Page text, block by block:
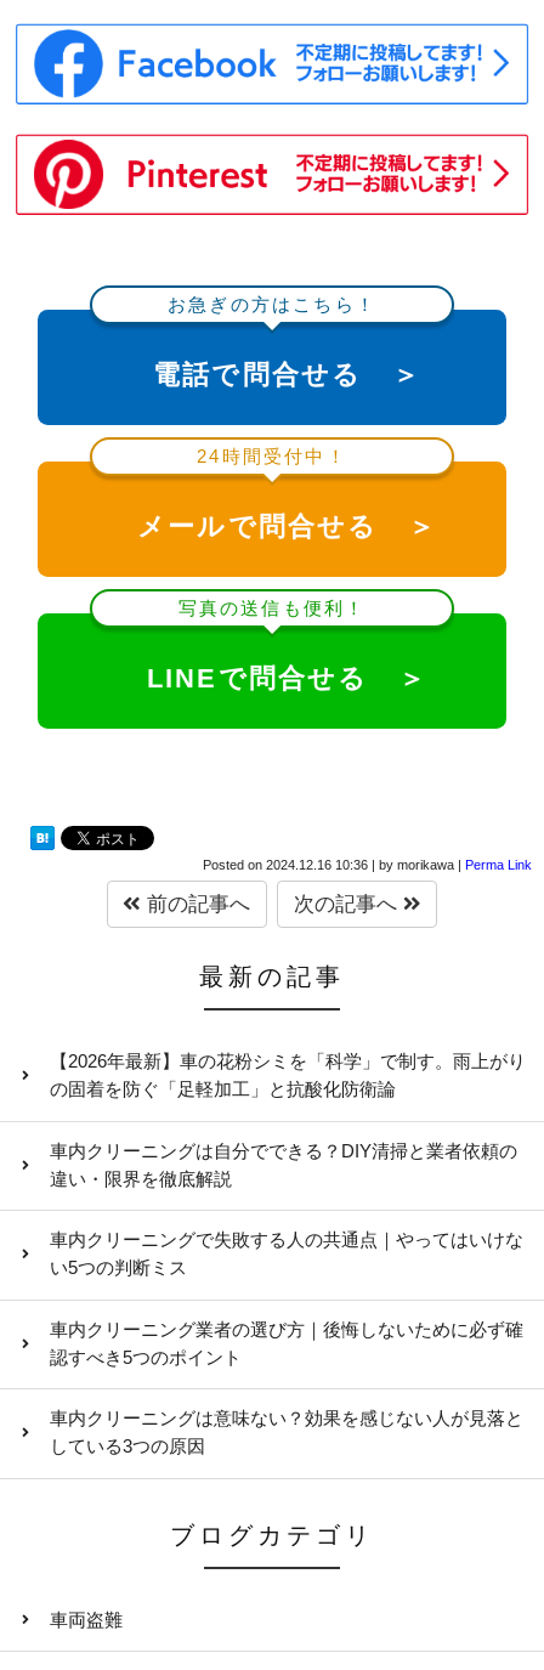
お急ぎの方はこちら！
電話で問合せる ＞
24時間受付中！
メールで問合せる ＞
写真の送信も便利！
LINEで問合せる ＞
Posted on 2024.12.16 10:36 by morikawa Perma Link
前の記事へ 次の記事へ
最新の記事
【2026年最新】車の花粉シミを「科学」で制す。雨上がり
の固着を防ぐ「足軽加工」と抗酸化防衛論
車内クリーニングは自分でできる？DIY清掃と業者依頼の
違い・限界を徹底解説
車内クリーニングで失敗する人の共通点｜やってはいけな
い5つの判断ミス
車内クリーニング業者の選び方｜後悔しないために必ず確
認すべき5つのポイント
車内クリーニングは意味ない？効果を感じない人が見落と
している3つの原因
ブログカテゴリ
車両盗難